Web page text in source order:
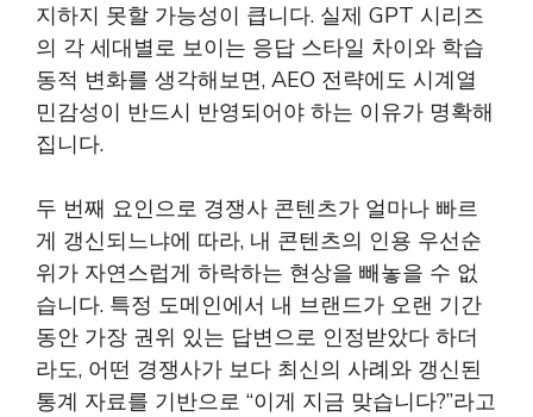
지하지 못할 가능성이 큽니다. 실제 GPT 시리즈
의 각 세대별로 보이는 응답 스타일 차이와 학습
동적 변화를 생각해보면, AEO 전략에도 시계열
민감성이 반드시 반영되어야 하는 이유가 명확해
집니다.
두 번째 요인으로 경쟁사 콘텐츠가 얼마나 빠르
게 갱신되느냐에 따라, 내 콘텐츠의 인용 우선순
위가 자연스럽게 하락하는 현상을 빼놓을 수 없
습니다. 특정 도메인에서 내 브랜드가 오랜 기간
동안 가장 권위 있는 답변으로 인정받았다 하더
라도, 어떤 경쟁사가 보다 최신의 사례와 갱신된
통계 자료를 기반으로 “이게 지금 맞습니다?”라고